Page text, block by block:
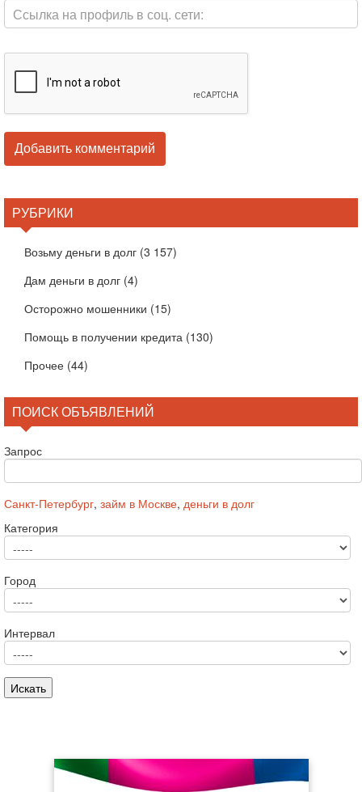
РУБРИКИ
Возьму деньги в долг (3 157)
Дам деньги в долг (4)
Осторожно мошенники (15)
Помощь в получении кредита (130)
Прочее (44)
ПОИСК ОБЪЯВЛЕНИЙ
Запрос
Санкт-Петербург, займ в Москве, деньги в долг
Категория
Город
Интервал